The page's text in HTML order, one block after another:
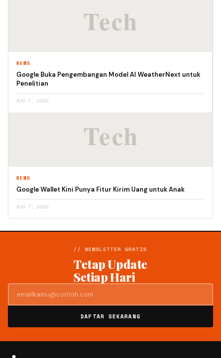
NEWS
Google Buka Pengembangan Model AI WeatherNext untuk
Penelitian
AUG 7, 2026
NEWS
Google Wallet Kini Punya Fitur Kirim Uang untuk Anak
AUG 7, 2026
// NEWSLETTER GRATIS
Tetap Update
Setiap Hari
DAFTAR SEKARANG